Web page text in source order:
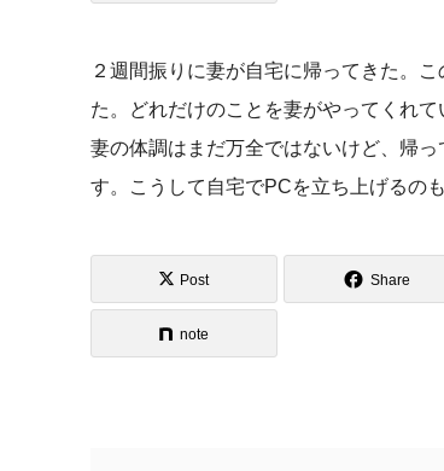
２週間振りに妻が自宅に帰ってきた。
た。どれだけのことを妻がやってくれ
妻の体調はまだ万全ではないけど、帰
す。こうして自宅でPCを立ち上げるの
Post Share
note